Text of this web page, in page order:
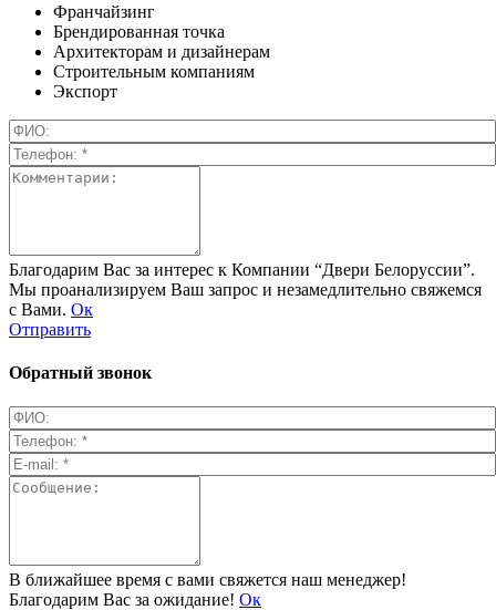
Франчайзинг
Брендированная точка
Архитекторам и дизайнерам
Строительным компаниям
Экспорт
Благодарим Вас за интерес к Компании “Двери Белоруссии”.
Мы проанализируем Ваш запрос и незамедлительно свяжемся
с Вами. Ок
Отправить
Обратный звонок
В ближайшее время с вами свяжется наш менеджер!
Благодарим Вас за ожидание! Ок